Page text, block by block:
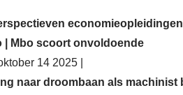
| Mbo scoort onvoldoende
14 2025 |
naar droombaan als machinist